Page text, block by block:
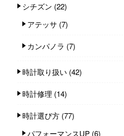
シチズン (22)
アテッサ (7)
カンパノラ (7)
時計取り扱い (42)
時計修理 (14)
時計選び方 (77)
パフォーマンスUP (6)